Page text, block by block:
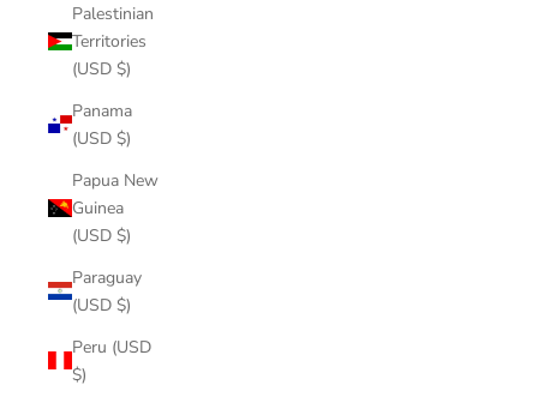
Palestinian
Territories
(USD $)
Panama
(USD $)
Papua New
Guinea
(USD $)
Paraguay
(USD $)
Peru (USD
$)